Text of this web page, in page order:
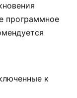
программное
к